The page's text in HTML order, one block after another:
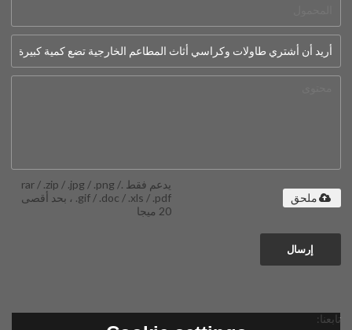
يدعم فقط .rar / .zip / .jpg / .png /
.gif / .doc / .xls / .pdf ، بحد أقصى
20 ميجا
ملحق
إرسال
تابعنا: